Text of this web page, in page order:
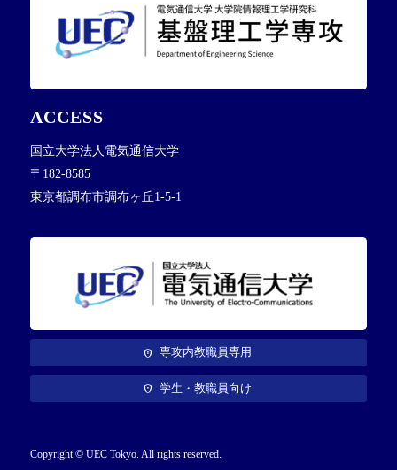
ACCESS
国立大学法人電気通信大学
〒182-8585
東京都調布市調布ヶ丘1-5-1
専攻内教職員専用
学生・教職員向け
Copyright © UEC Tokyo. All rights reserved.